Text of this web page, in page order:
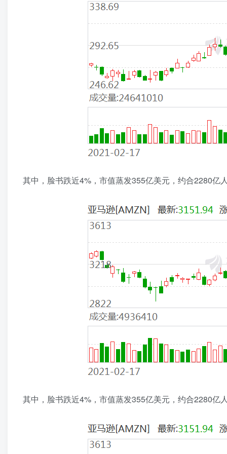
其中，脸书跌近4%，市值蒸发355亿美元，约合2280亿
其中，脸书跌近4%，市值蒸发355亿美元，约合2280亿